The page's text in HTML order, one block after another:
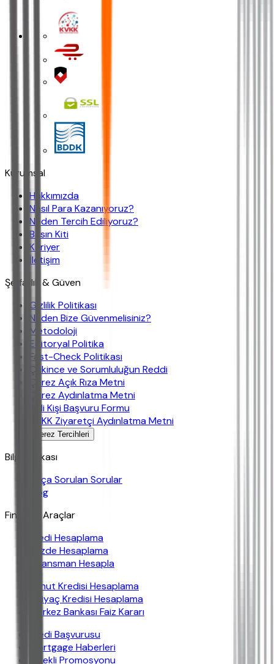
Kurumsal
Hakkımızda
Nasıl Para Kazanıyoruz?
Neden Tercih Ediliyoruz?
Basın Kiti
Kariyer
İletişim
Şeffaflık & Güven
Gizlilik Politikası
Neden Bize Güvenmelisiniz?
Metodoloji
Editoryal Politika
Fast-Check Politikası
Çekince ve Sorumluluğun Reddi
Çerez Açık Rıza Metni
Çerez Aydınlatma Metni
İlgili Kişi Başvuru Formu
KVKK Ziyaretçi Aydınlatma Metni
Çerez Tercihleri
Bilgi Bankası
Sıkça Sorulan Sorular
Blog
Finansal Araçlar
Kredi Hesaplama
Yüzde Hesaplama
Finansman Hesapla
Konut Kredisi Hesaplama
İhtiyaç Kredisi Hesaplama
Merkez Bankası Faiz Kararı
Kredi Başvurusu
Mortgage Haberleri
Emekli Promosyonu